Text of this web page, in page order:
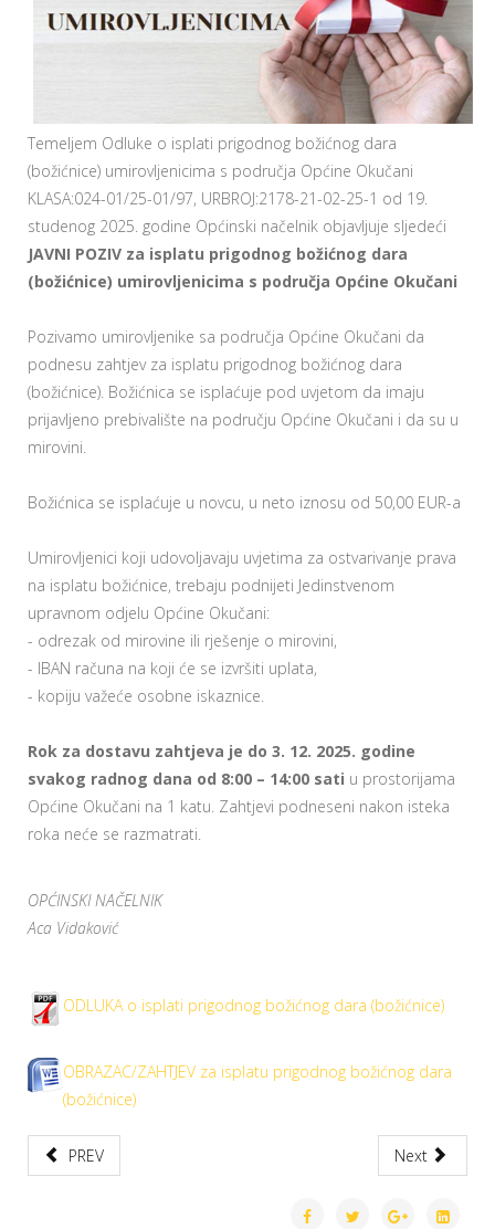
Temeljem Odluke o isplati prigodnog božićnog dara
(božićnice) umirovljenicima s područja Općine Okučani
KLASA:024-01/25-01/97, URBROJ:2178-21-02-25-1 od 19.
studenog 2025. godine Općinski načelnik objavljuje sljedeći
JAVNI POZIV za isplatu prigodnog božićnog dara
(božićnice) umirovljenicima s područja Općine Okučani
Pozivamo umirovljenike sa područja Općine Okučani da
podnesu zahtjev za isplatu prigodnog božićnog dara
(božićnice). Božićnica se isplaćuje pod uvjetom da imaju
prijavljeno prebivalište na području Općine Okučani i da su u
mirovini.
Božićnica se isplaćuje u novcu, u neto iznosu od 50,00 EUR-a
Umirovljenici koji udovoljavaju uvjetima za ostvarivanje prava
na isplatu božićnice, trebaju podnijeti Jedinstvenom
upravnom odjelu Općine Okučani:
- odrezak od mirovine ili rješenje o mirovini,
- IBAN računa na koji će se izvršiti uplata,
- kopiju važeće osobne iskaznice.
Rok za dostavu zahtjeva je do 3. 12. 2025. godine
svakog radnog dana od 8:00 – 14:00 sati u prostorijama
Općine Okučani na 1 katu. Zahtjevi podneseni nakon isteka
roka neće se razmatrati.
OPĆINSKI NAČELNIK
Aca Vidaković
ODLUKA o isplati prigodnog božićnog dara (božićnice)
OBRAZAC/ZAHTJEV za isplatu prigodnog božićnog dara
(božićnice)
PREV Next